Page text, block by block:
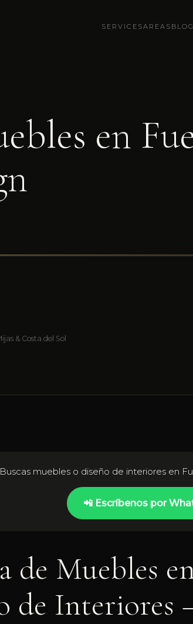
SERVICESAREAS
en
& Costa del Sol
muebles o diseño de interiores en
📲 Escríbenos por
de Muebles
de